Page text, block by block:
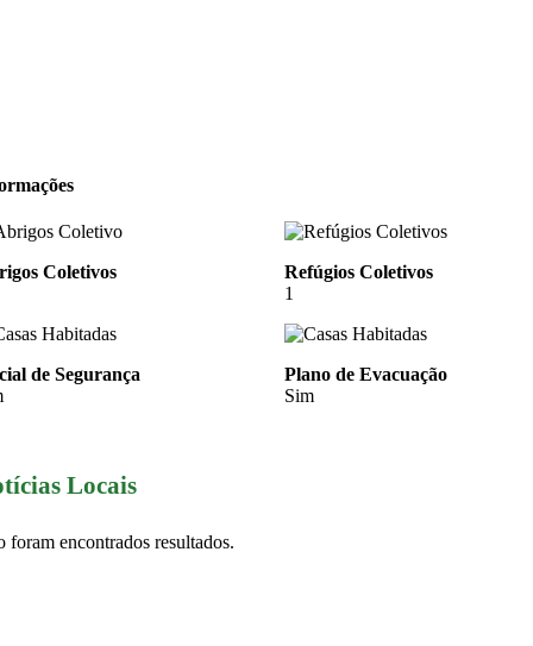
Coletivos
Refúgios Coletivos
1
de Segurança
Plano de Evacuação
Sim
Locais
foram encontrados resultados.